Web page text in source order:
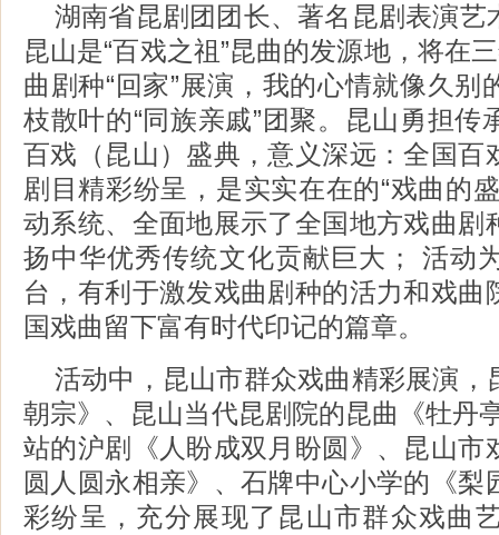
湖南省昆剧团团长、著名昆剧表演艺
昆山是“百戏之祖”昆曲的发源地，将在
曲剧种“回家”展演，我的心情就像久别
枝散叶的“同族亲戚”团聚。昆山勇担传
百戏（昆山）盛典，意义深远：全国百
剧目精彩纷呈，是实实在在的“戏曲的
动系统、全面地展示了全国地方戏曲剧
扬中华优秀传统文化贡献巨大； 活动
台，有利于激发戏曲剧种的活力和戏曲
国戏曲留下富有时代印记的篇章。
活动中，昆山市群众戏曲精彩展演，
朝宗》、昆山当代昆剧院的昆曲《牡丹
站的沪剧《人盼成双月盼圆》、昆山市
圆人圆永相亲》、石牌中心小学的《梨
彩纷呈，充分展现了昆山市群众戏曲